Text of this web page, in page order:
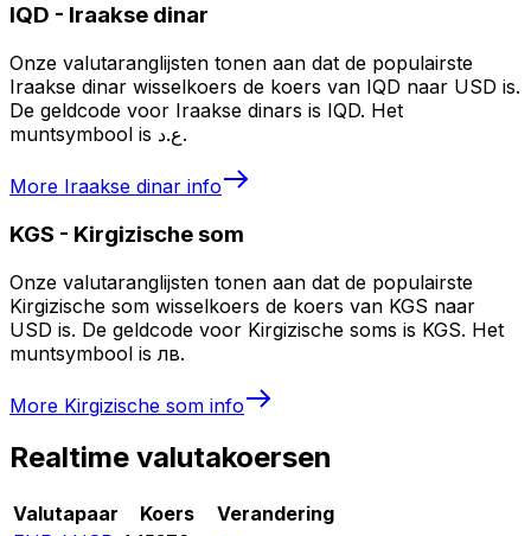
IQD - Iraakse dinar
Onze valutaranglijsten tonen aan dat de populairste
Iraakse dinar wisselkoers de koers van IQD naar USD is.
De geldcode voor Iraakse dinars is IQD. Het
muntsymbool is ع.د.
More Iraakse dinar info
KGS - Kirgizische som
Onze valutaranglijsten tonen aan dat de populairste
Kirgizische som wisselkoers de koers van KGS naar
USD is. De geldcode voor Kirgizische soms is KGS. Het
muntsymbool is лв.
More Kirgizische som info
Realtime valutakoersen
Valutapaar Koers
Verandering